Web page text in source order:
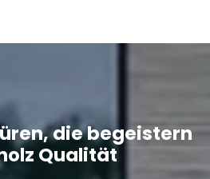
die begeistern
Qualität